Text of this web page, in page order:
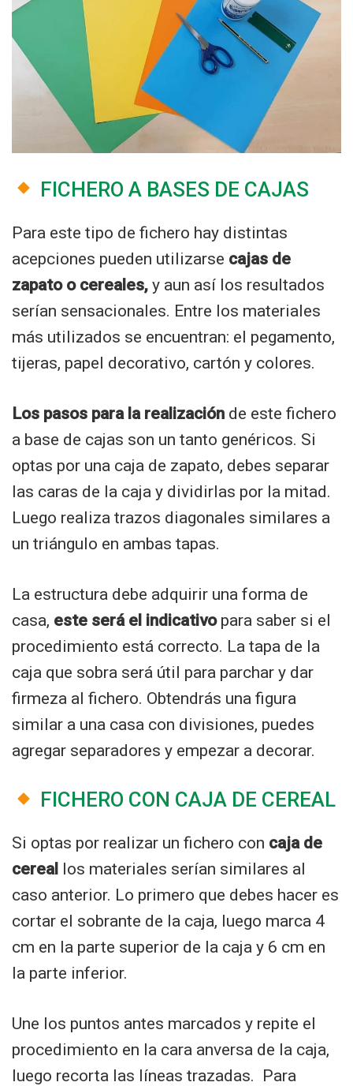
FICHERO A BASES DE CAJAS
Para este tipo de fichero hay distintas
acepciones pueden utilizarse cajas de
zapato o cereales, y aun así los resultados
serían sensacionales. Entre los materiales
más utilizados se encuentran: el pegamento,
tijeras, papel decorativo, cartón y colores.
Los pasos para la realización de este fichero
a base de cajas son un tanto genéricos. Si
optas por una caja de zapato, debes separar
las caras de la caja y dividirlas por la mitad.
Luego realiza trazos diagonales similares a
un triángulo en ambas tapas.
La estructura debe adquirir una forma de
casa, este será el indicativo para saber si el
procedimiento está correcto. La tapa de la
caja que sobra será útil para parchar y dar
firmeza al fichero. Obtendrás una figura
similar a una casa con divisiones, puedes
agregar separadores y empezar a decorar.
FICHERO CON CAJA DE CEREAL
Si optas por realizar un fichero con caja de
cereal los materiales serían similares al
caso anterior. Lo primero que debes hacer es
cortar el sobrante de la caja, luego marca 4
cm en la parte superior de la caja y 6 cm en
la parte inferior.
Une los puntos antes marcados y repite el
procedimiento en la cara anversa de la caja,
luego recorta las líneas trazadas. Para